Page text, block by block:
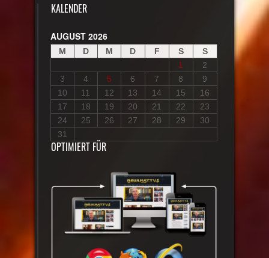
KALENDER
AUGUST 2026
M D M D F S
S
1
2
3
4 5 6 7 8
9
10
11 12 13 14 15
16
17
18 19 20 21 22
23
24
25 26 27 28 29
30
31
OPTIMIERT FÜR